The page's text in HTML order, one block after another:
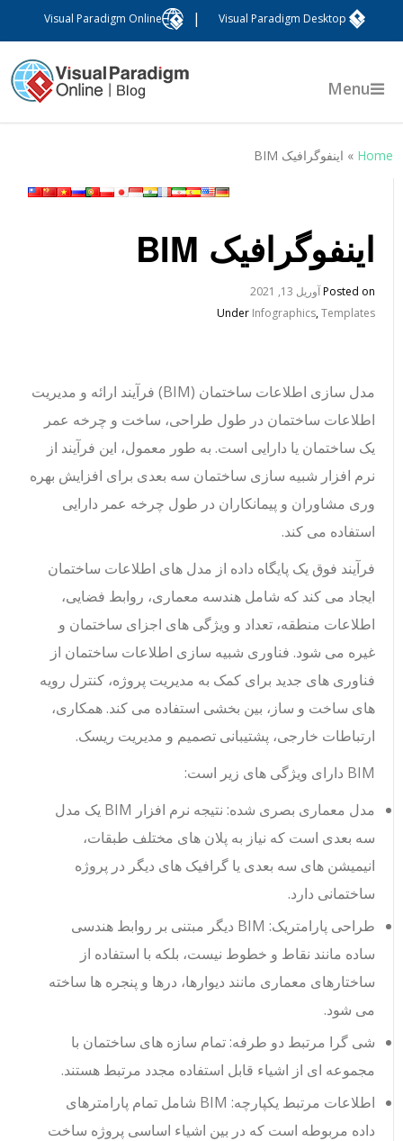
Visual Paradigm Desktop
Visual Paradigm Online
Menu
Home
» اینفوگرافیک BIM
اینفوگرافیک BIM
Posted onآوریل 13, 2021
UnderInfographics,Templates
مدل سازی اطلاعات ساختمان (BIM) فرآیند ارائه و مدیریت
اطلاعات ساختمان در طول طراحی، ساخت و چرخه عمر
یک ساختمان یا دارایی است. به طور معمول، این فرآیند از
نرم افزار شبیه سازی ساختمان سه بعدی برای افزایش بهره
وری مشاوران و پیمانکاران در طول چرخه عمر دارایی
استفاده می کند.
فرآیند فوق یک پایگاه داده از مدل های اطلاعات ساختمان
ایجاد می کند که شامل هندسه معماری، روابط فضایی،
اطلاعات منطقه، تعداد و ویژگی های اجزای ساختمان و
غیره می شود. فناوری شبیه سازی اطلاعات ساختمان از
فناوری های جدید برای کمک به مدیریت پروژه، کنترل رویه
های ساخت و ساز، بین بخشی استفاده می کند. همکاری،
ارتباطات خارجی، پشتیبانی تصمیم و مدیریت ریسک.
BIM دارای ویژگی های زیر است:
مدل معماری بصری شده: نتیجه نرم افزار BIM یک مدل
سه بعدی است که نیاز به پلان های مختلف طبقات،
انیمیشن های سه بعدی یا گرافیک های دیگر در پروژه
ساختمانی دارد.
طراحی پارامتریک: BIM دیگر مبتنی بر روابط هندسی
ساده مانند نقاط و خطوط نیست، بلکه با استفاده از
ساختارهای معماری مانند دیوارها، درها و پنجره ها ساخته
می شود.
شی گرا مرتبط دو طرفه: تمام سازه های ساختمان با
مجموعه ای از اشیاء قابل استفاده مجدد مرتبط هستند.
اطلاعات مرتبط یکپارچه: BIM شامل تمام پارامترهای
داده مربوطه است که در بین اشیاء اساسی پروژه ساخت